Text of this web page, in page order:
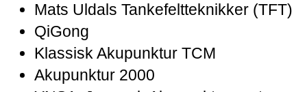
Mats Uldals Tankefeltteknikker (TFT)
QiGong
Klassisk Akupunktur TCM
Akupunktur 2000